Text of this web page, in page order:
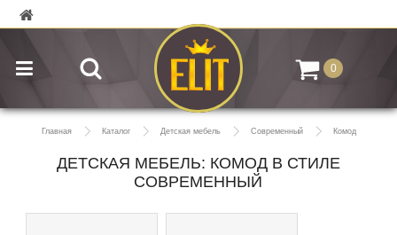
0
Главная Каталог Детская мебель Современный Комод
ДЕТСКАЯ МЕБЕЛЬ: КОМОД В СТИЛЕ
СОВРЕМЕННЫЙ